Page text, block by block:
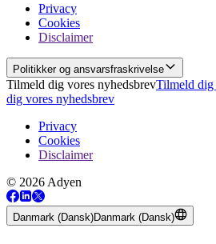
Privacy
Cookies
Disclaimer
Politikker og ansvarsfraskrivelse
Tilmeld dig vores nyhedsbrevTilmeld dig
dig vores nyhedsbrev
Privacy
Cookies
Disclaimer
© 2026 Adyen
Danmark (Dansk)Danmark (Dansk)